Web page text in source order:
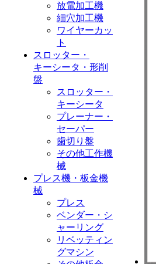
放電加工機
細穴加工機
ワイヤーカッ
ト
スロッター・
キーシータ・形削
盤
スロッター・
キーシータ
プレーナー・
セーパー
歯切り盤
その他工作機
械
プレス機・板金機
械
プレス
ベンダー・シ
ャーリング
リベッティン
グマシン